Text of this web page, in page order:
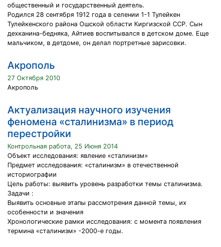
общественный и государственный деятель.
Родился 28 сентября 1912 года в селении 1-1 Тулейкен
Тулейкенского района Ошской области Киргизской ССР. Сын
дехканина-бедняка, Айтиев воспитывался в детском доме. Еще
мальчиком, в детдоме, он делал портретные зарисовки.
Акрополь
27 Октября 2010
Акрополь
Актуализация научного изучения
феномена «сталинизма» в период
перестройки
Контрольная работа, 25 Июня 2014
Объект исследования: явление «сталинизм»
Предмет исследования: «сталинизм» в отечественной
историографии
Цель работы: выявить уровень разработки темы сталинизма.
Задачи :
Выявить основные этапы рассмотрения данной темы, их
особенности и значения
Хронологические рамки исследования: с момента появления
термина «сталинизм» -2000-е годы.